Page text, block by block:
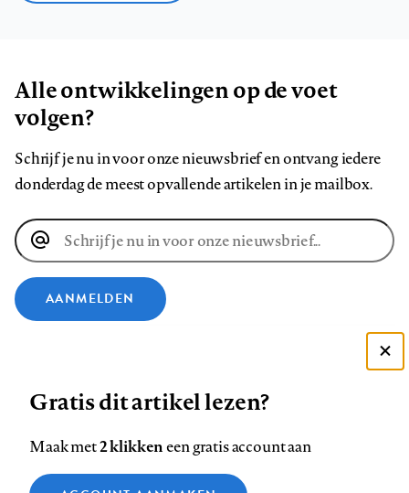
Alle ontwikkelingen op de voet
volgen?
Schrijf je nu in voor onze nieuwsbrief en ontvang iedere
donderdag de meest opvallende artikelen in je mailbox.
E-
mailadres
AANMELDEN
ons
op
ons
op
ons
op
ons
op
ons
op
ons
Contact Colofon Disclaimer Privacy
Zie onze cookie policy
Gratis dit artikel lezen?
Maak met2 klikkeneen gratis account aan